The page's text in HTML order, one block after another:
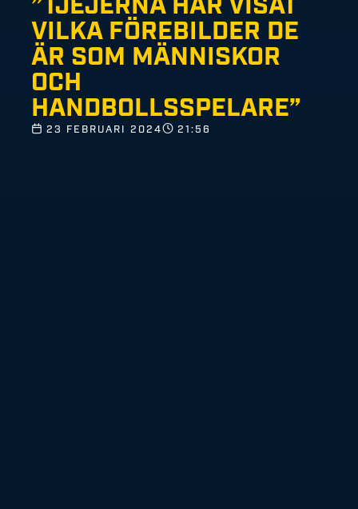
VILKA FÖREBILDER DE
ÄR SOM MÄNNISKOR
OCH
HANDBOLLSSPELARE”
23 FEBRUARI 2024 21:56